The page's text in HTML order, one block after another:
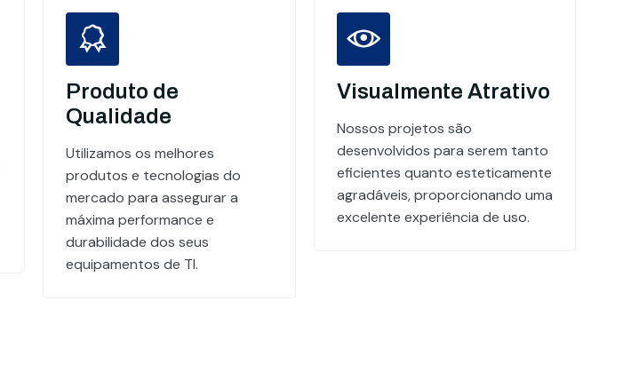
Produto de
Qualidade
Utilizamos os melhores
produtos e tecnologias do
mercado para assegurar a
máxima performance e
durabilidade dos seus
equipamentos de TI.
Visualmente Atrativo
Nossos projetos são
desenvolvidos para serem tanto
eficientes quanto esteticamente
agradáveis, proporcionando uma
excelente experiência de uso.